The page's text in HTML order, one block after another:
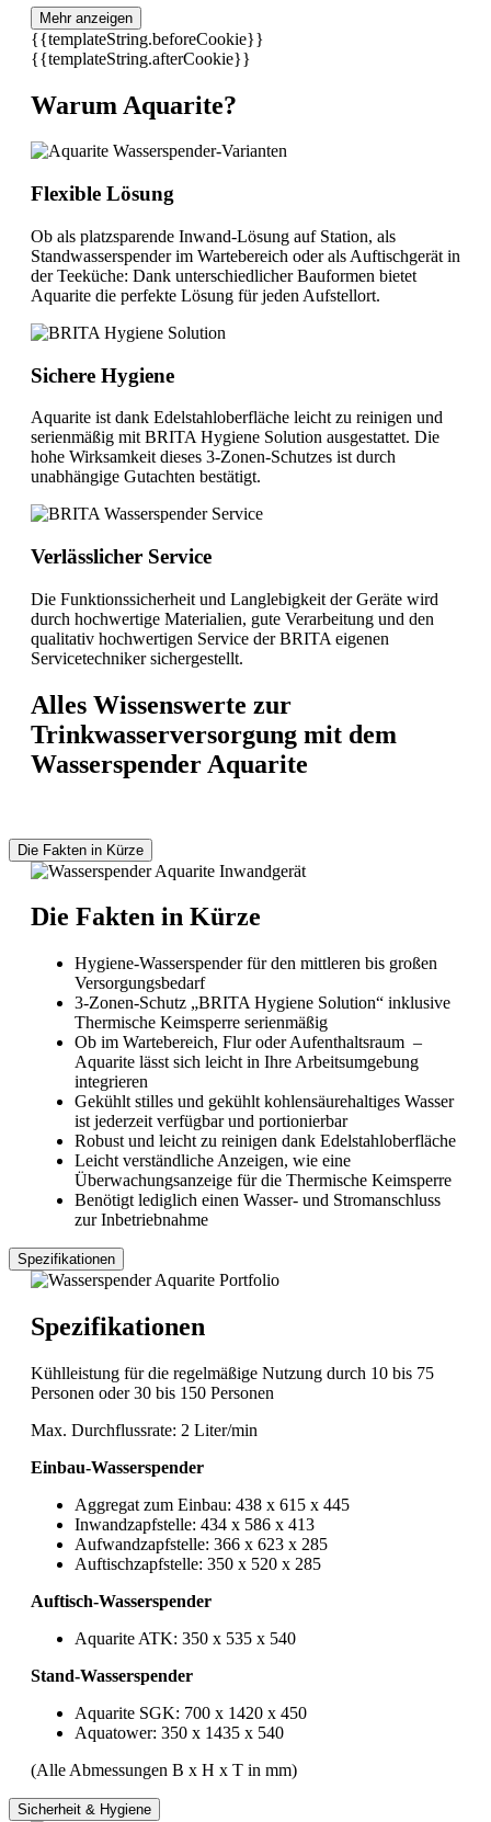
Mehr anzeigen
{{templateString.beforeCookie}}
{{templateString.afterCookie}}
Warum Aquarite?
Flexible Lösung
Ob als platzsparende Inwand-Lösung auf Station, als
Standwasserspender im Wartebereich oder als Auftischgerät in
der Teeküche: Dank unterschiedlicher Bauformen bietet
Aquarite die perfekte Lösung für jeden Aufstellort.
Sichere Hygiene
Aquarite ist dank Edelstahloberfläche leicht zu reinigen und
serienmäßig mit BRITA Hygiene Solution ausgestattet. Die
hohe Wirksamkeit dieses 3-Zonen-Schutzes ist durch
unabhängige Gutachten bestätigt.
Verlässlicher Service
Die Funktionssicherheit und Langlebigkeit der Geräte wird
durch hochwertige Materialien, gute Verarbeitung und den
qualitativ hochwertigen Service der BRITA eigenen
Servicetechniker sichergestellt.
Alles Wissenswerte zur
Trinkwasserversorgung mit dem
Wasserspender Aquarite
Die Fakten in Kürze
Die Fakten in Kürze
Hygiene-Wasserspender für den mittleren bis großen
Versorgungsbedarf
3-Zonen-Schutz „BRITA Hygiene Solution“ inklusive
Thermische Keimsperre serienmäßig
Ob im Wartebereich, Flur oder Aufenthaltsraum –
Aquarite lässt sich leicht in Ihre Arbeitsumgebung
integrieren
Gekühlt stilles und gekühlt kohlensäurehaltiges Wasser
ist jederzeit verfügbar und portionierbar
Robust und leicht zu reinigen dank Edelstahloberfläche
Leicht verständliche Anzeigen, wie eine
Überwachungsanzeige für die Thermische Keimsperre
Benötigt lediglich einen Wasser- und Stromanschluss
zur Inbetriebnahme
Spezifikationen
Spezifikationen
Kühlleistung für die regelmäßige Nutzung durch 10 bis 75
Personen oder 30 bis 150 Personen
Max. Durchflussrate: 2 Liter/min
Einbau-Wasserspender
Aggregat zum Einbau: 438 x 615 x 445
Inwandzapfstelle: 434 x 586 x 413
Aufwandzapfstelle: 366 x 623 x 285
Auftischzapfstelle: 350 x 520 x 285
Auftisch-Wasserspender
Aquarite ATK: 350 x 535 x 540
Stand-Wasserspender
Aquarite SGK: 700 x 1420 x 450
Aquatower: 350 x 1435 x 540
(Alle Abmessungen B x H x T in mm)
Sicherheit & Hygiene